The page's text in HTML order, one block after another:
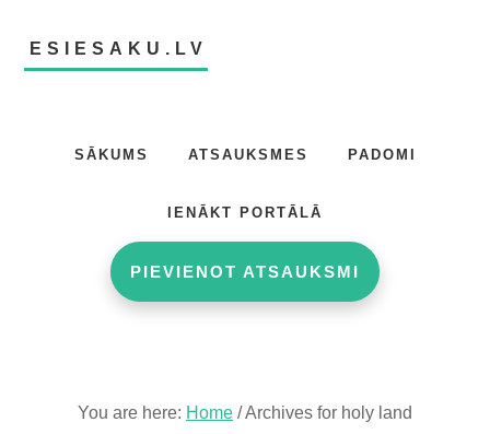
main
footerESIESAKU.LV
SĀKUMS ATSAUKSMES PADOMI
IENĀKT PORTĀLĀ
PIEVIENOT ATSAUKSMI
You are here: Home /Archives for holy land